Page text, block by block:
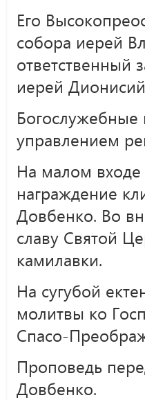
Его
собора иерей
ответственный
иерей
Богослужебные
управлением
На малом
награждение
Довбенко. Во
славу Святой
камилавки.
На сугубой
молитвы ко
Спасо-
Проповедь
Довбенко.